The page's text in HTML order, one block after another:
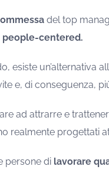
del top
people-centered.
esiste un’alternativa
e, di conseguenza,
ad attrarre e
realmente progettati
persone di lavorare